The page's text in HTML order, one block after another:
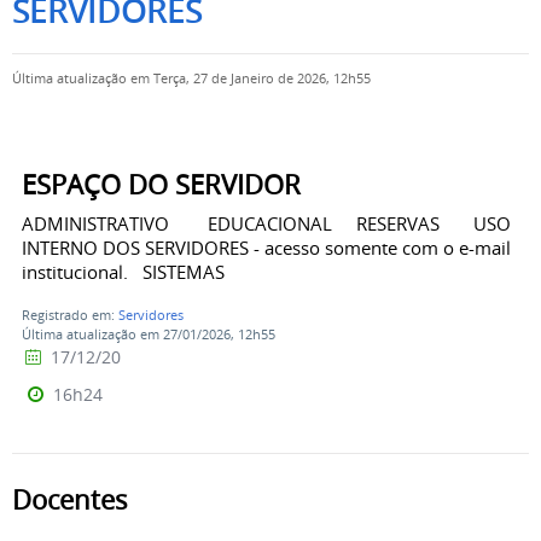
SERVIDORES
Última atualização em Terça, 27 de Janeiro de 2026, 12h55
ESPAÇO DO SERVIDOR
ADMINISTRATIVO EDUCACIONAL RESERVAS USO
INTERNO DOS SERVIDORES - acesso somente com o e-mail
institucional. SISTEMAS
Registrado em: Servidores
Última atualização em 27/01/2026, 12h55
17/12/20
16h24
Docentes